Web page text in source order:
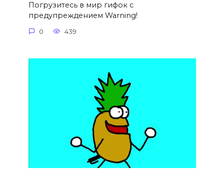
Погрузитесь в мир гифок с
предупреждением Warning!
0 439